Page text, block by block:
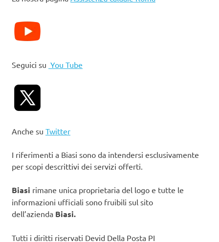
Seguici su You Tube
Anche su Twitter
I riferimenti a Biasi sono da intendersi esclusivamente
per scopi descrittivi dei servizi offerti.
Biasi rimane unica proprietaria del logo e tutte le
informazioni ufficiali sono fruibili sul sito
dell’azienda Biasi.
Tutti i diritti riservati Devid Della Posta PI